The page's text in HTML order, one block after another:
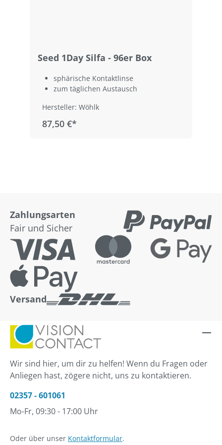
Seed 1Day Silfa - 96er Box
sphärische Kontaktlinse
zum täglichen Austausch
Hersteller: Wöhlk
87,50 €*
Zahlungsarten
Fair und Sicher
Versand
Wir sind hier, um dir zu helfen! Wenn du Fragen oder
Anliegen hast, zögere nicht, uns zu kontaktieren.
02357 - 601061
Mo-Fr, 09:30 - 17:00 Uhr
Oder über unser Kontaktformular.